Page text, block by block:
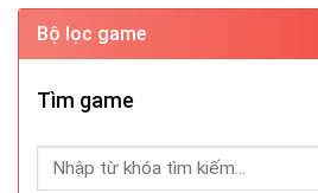
Bộ lọc game
Tìm game